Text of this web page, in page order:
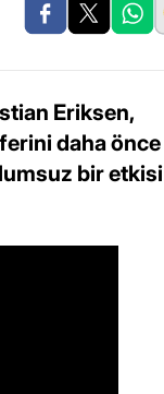
Eriksen,
daha önce
bir etkisi